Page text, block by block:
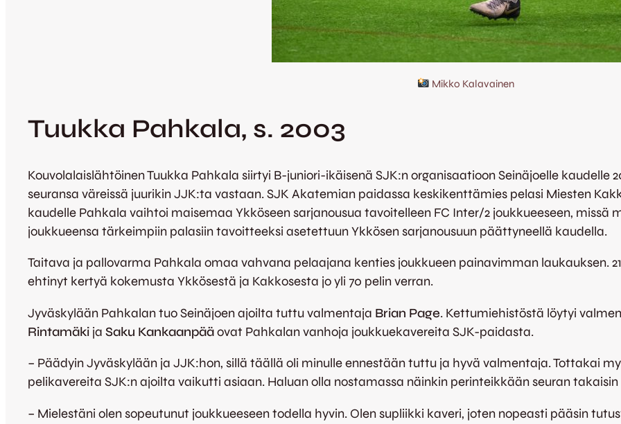
Mikko Kalavainen
Tuukka Pahkala, s. 2003
Kouvolalaislähtöinen Tuukka Pahkala siirtyi B-juniori-ikäisenä SJK:n organisaatioon Seinäjoelle kaudelle
seuransa väreissä juurikin JJK:ta vastaan. SJK Akatemian paidassa keskikenttämies pelasi Miesten
kaudelle Pahkala vaihtoi maisemaa Ykköseen sarjanousua tavoitelleen FC Inter/2 joukkueeseen, missä
joukkueensa tärkeimpiin palasiin tavoitteeksi asetettuun Ykkösen sarjanousuun päättyneellä kaudella.
Taitava ja pallovarma Pahkala omaa vahvana pelaajana kenties joukkueen painavimman laukauksen.
ehtinyt kertyä kokemusta Ykkösestä ja Kakkosesta jo yli 70 pelin verran.
Jyväskylään Pahkalan tuo Seinäjoen ajoilta tuttu valmentaja Brian Page. Kettumiehistöstä löytyi
Rintamäki ja Saku Kankaanpääovat Pahkalan vanhoja joukkuekavereita SJK-paidasta.
– Päädyin Jyväskylään ja JJK:hon, sillä täällä oli minulle ennestään tuttu ja hyvä valmentaja. Tottakai
pelikavereita SJK:n ajoilta vaikutti asiaan. Haluan olla nostamassa näinkin perinteikkään seuran
– Mielestäni olen sopeutunut joukkueeseen todella hyvin. Olen supliikki kaveri, joten nopeasti pääsin